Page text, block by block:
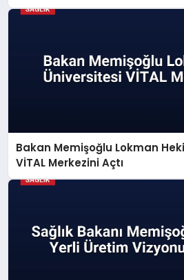
Bakan Memişoğlu Lokman
VİTAL Merkezini Açtı